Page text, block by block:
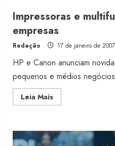
Impressoras e
empresas
Redação 17 de janeiro de 2007
HP e Canon anunciam
pequenos e médios negócios
Leia MaisRead
more
multifuncionais
para
Moda
6 de